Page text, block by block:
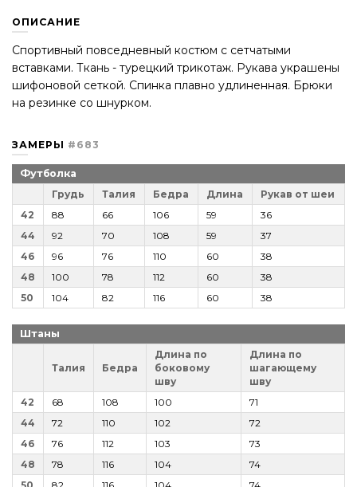
ОПИСАНИЕ
Спортивный повседневный костюм с сетчатыми
вставками. Ткань - турецкий трикотаж. Рукава украшены
шифоновой сеткой. Спинка плавно удлиненная. Брюки
на резинке со шнурком.
ЗАМЕРЫ #683
Футболка
Грудь
Талия Бедра Длина
Рукав от шеи
42
88 66 106 59
36
44
92 70 108 59
37
46
96 76 110 60
38
48
100 78 112 60
38
50
104 82 116 60 38
Штаны
Талия Бедра
Длина по
боковому
шву
Длина по
шагающему
шву
42
68 108 100
71
44
72 110 102
72
46
76 112 103
73
48
78 116 104
74